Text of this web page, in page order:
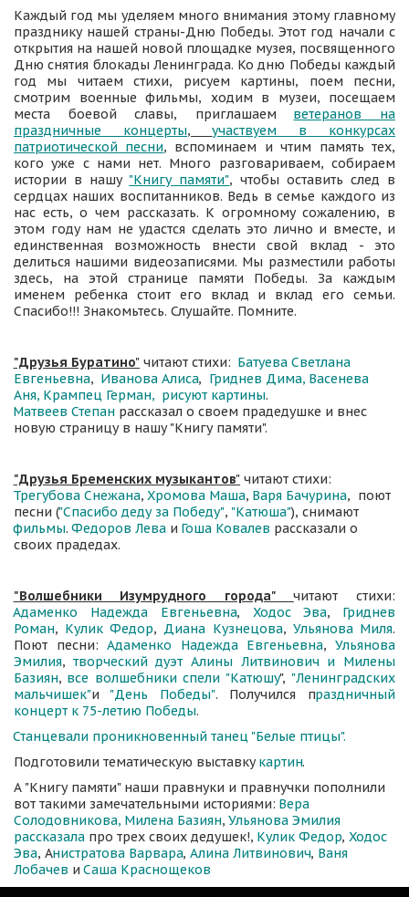
Каждый год мы уделяем много внимания этому главному
празднику нашей страны-Дню Победы. Этот год начали с
открытия на нашей новой площадке музея, посвященного
Дню снятия блокады Ленинграда. Ко дню Победы каждый
год мы читаем стихи, рисуем картины, поем песни,
смотрим военные фильмы, ходим в музеи, посещаем
места боевой славы, приглашаемветеранов на
праздничные концерты,участвуем в конкурсах
патриотической песни, вспоминаем и чтим память тех,
кого уже с нами нет. Много разговариваем, собираем
истории в нашу"Книгу памяти", чтобы оставить след в
сердцах наших воспитанников. Ведь в семье каждого из
нас есть, о чем рассказать. К огромному сожалению, в
этом году нам не удастся сделать это лично и вместе, и
единственная возможность внести свой вклад - это
делиться нашими видеозаписями. Мы разместили работы
здесь, на этой странице памяти Победы. За каждым
именем ребенка стоит его вклад и вклад его семьи.
Спасибо!!! Знакомьтесь. Слушайте. Помните.
"Друзья Буратино" читают стихи: Батуева Светлана
Евгеньевна, Иванова Алиса, Гриднев Дима, Васенева
Аня, Крампец Герман, рисуют картины
Матвеев Степан рассказал о своем прадедушке и внес
новую страницу в нашу "Книгу памяти".
"Друзья Бременских музыкантов"
Трегубова Снежана, Хромова Маша, Варя Бачурина,  поют
песни ("Спасибо деду за Победу", "Катюша"
), снимают
фильмы. Федоров Лева и Гоша Ковалев рассказали о
своих прадедах.
"Волшебники Изумрудного города"
читают стихи:
Адаменко Надежда Евгеньевна,Ходос Эва, Гриднев
Роман, Кулик Федор, Диана Кузнецова,Ульянова Миля.
Поют песни:Адаменко Надежда Евгеньевна,Ульянова
Эмилия,творческий дуэт Алины Литвинович и Милены
Базиян, все волшебники спели "Катюшу", "Ленинградских
мальчишек"и"День Победы". Получился праздничный
концерт к 75-летию Победы.
Станцевали проникновенный танец "Белые птицы".
Подготовили тематическую выставку картин.
А "Книгу памяти" наши правнуки и правнучки пополнили
вот такими замечательными историями: Вера
Солодовникова, Милена Базиян, Ульянова Эмилия
рассказала про трех своих дедушек!, Кулик Федор, Ходос
Эва, Анистратова Варвара, Алина Литвинович, Ваня
Лобачев и Саша Краснощеков